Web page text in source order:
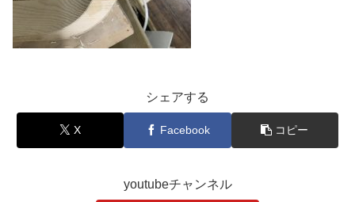
シェアする
X Facebook コピー
youtubeチャンネル